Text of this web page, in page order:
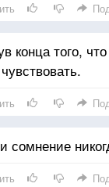
сады.
конца того,
сомнение